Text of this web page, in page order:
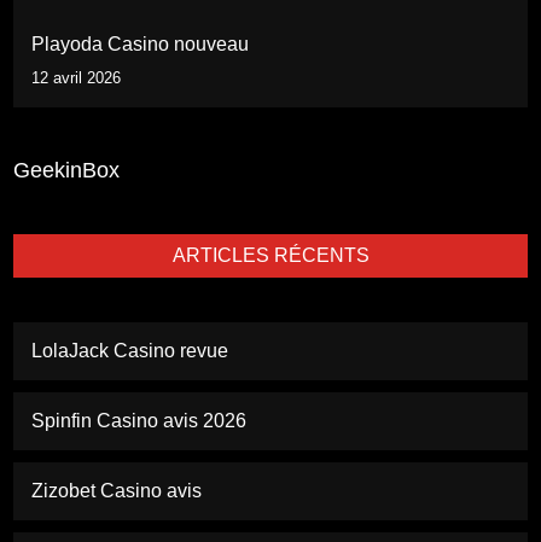
Playoda Casino nouveau
12 avril 2026
GeekinBox
ARTICLES RÉCENTS
LolaJack Casino revue
Spinfin Casino avis 2026
Zizobet Casino avis